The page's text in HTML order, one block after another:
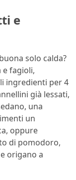
e
solo calda?
e fagioli,
ingredienti per 4
già lessati,
una
un
oppure
di pomodoro,
origano a